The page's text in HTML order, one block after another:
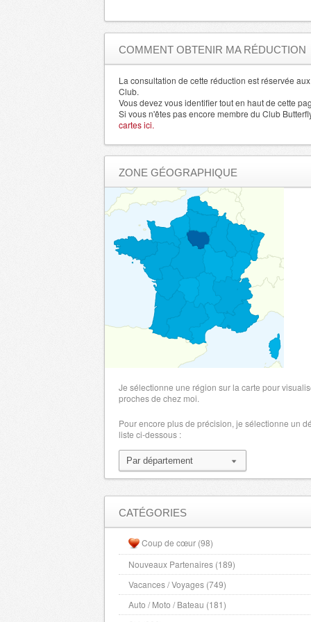
Finistere - 29000 , (fr)
Gard - 30000 , (fr)
Haute Garonne - 31000 , (fr)
Gers - 32000 , (fr)
Gironde - 33000 , (fr)
Ille et Vilaine - 35000 , (fr)
Indre - 36000 , (fr)
Indre et Loire - 37000 , (fr)
Isere - 38000 , (fr)
- 39000 , (fr)
Alpes de Haute Provence - 4000 , (fr)
Landes - 40000 , (fr)
- 45000 , (fr)
- 46000 , (fr)
Lot et Garonne - 47000 , (fr)
- 48000 , (fr)
Maine et Loire
Manche - 50000 , (fr)
Haute Marne
Mayenne - 53000 , (fr)
Meurthe et Moselle - 54000 , (fr)
Morbihan - 56000 , (fr)
Moselle - 57000 , (fr)
Nievre - 58000 , (fr)
Nord - 59000 , (fr)
Alpes Maritimes - 6000 , (fr)
Oise - 60000 , (fr)
COMMENT OBTENIR MA RÉDUCTION
La consultation de cette réduction est réservée
Club.
Vous devez vous identifier tout en haut de cette
Si vous n'êtes pas encore membre du Club
cartes ici.
ZONE GÉOGRAPHIQUE
Je sélectionne une région sur la carte pour
proches de chez moi.
Pour encore plus de précision, je sélectionne un
liste ci-dessous :
CATÉGORIES
Coup de cœur (98)
Nouveaux Partenaires (189)
Vacances / Voyages (749)
Auto / Moto / Bateau (181)